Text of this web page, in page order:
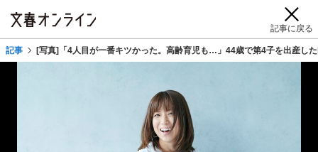
記事に戻る
記事 [写真]「4人目が一番キツかった。高齢育児も…」44歳で第4子を出産し